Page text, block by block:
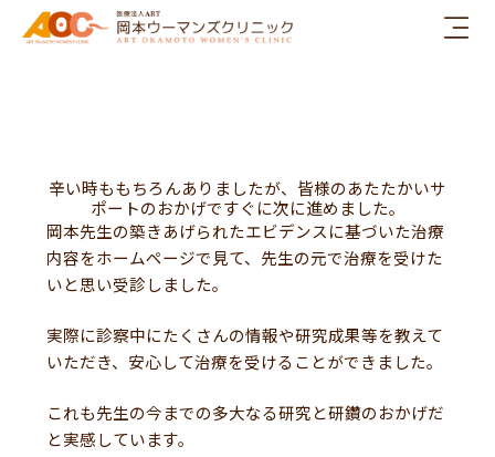
辛い時ももちろんありましたが、皆様のあたたかいサ
ポートのおかげですぐに次に進めました。
岡本先生の築きあげられたエビデンスに基づいた治療
内容をホームページで見て、先生の元で治療を受けた
いと思い受診しました。
実際に診察中にたくさんの情報や研究成果等を教えて
いただき、安心して治療を受けることができました。
これも先生の今までの多大なる研究と研鑽のおかげだ
と実感しています。